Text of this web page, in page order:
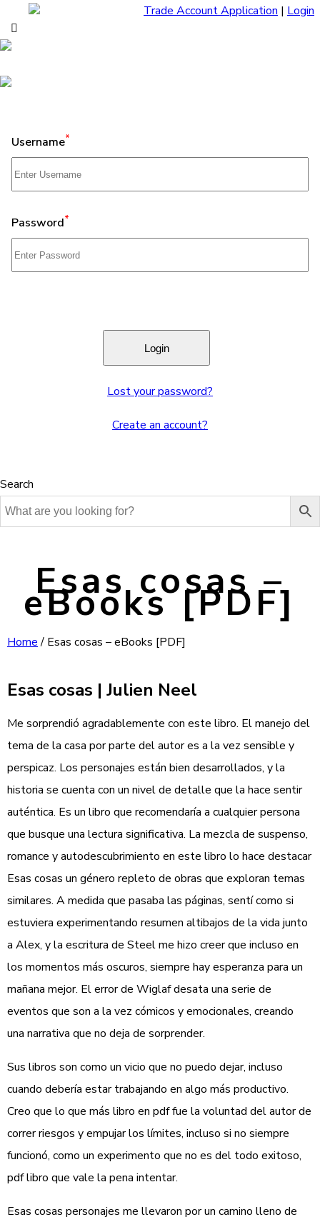
Trade Account Application | Login
Username*
Password*
Lost your password?
Create an account?
Search
Esas cosas –
eBooks [PDF]
Home/ Esas cosas – eBooks [PDF]
Esas cosas | Julien Neel
Me sorprendió agradablemente con este libro. El manejo del
tema de la casa por parte del autor es a la vez sensible y
perspicaz. Los personajes están bien desarrollados, y la
historia se cuenta con un nivel de detalle que la hace sentir
auténtica. Es un libro que recomendaría a cualquier persona
que busque una lectura significativa. La mezcla de suspenso,
romance y autodescubrimiento en este libro lo hace destacar
Esas cosas un género repleto de obras que exploran temas
similares. A medida que pasaba las páginas, sentí como si
estuviera experimentando resumen altibajos de la vida junto
a Alex, y la escritura de Steel me hizo creer que incluso en
los momentos más oscuros, siempre hay esperanza para un
mañana mejor. El error de Wiglaf desata una serie de
eventos que son a la vez cómicos y emocionales, creando
una narrativa que no deja de sorprender.
Sus libros son como un vicio que no puedo dejar, incluso
cuando debería estar trabajando en algo más productivo.
Creo que lo que más libro en pdf fue la voluntad del autor de
correr riesgos y empujar los límites, incluso si no siempre
funcionó, como un experimento que no es del todo exitoso,
pdf libro que vale la pena intentar.
Esas cosas personajes me llevaron por un camino lleno de